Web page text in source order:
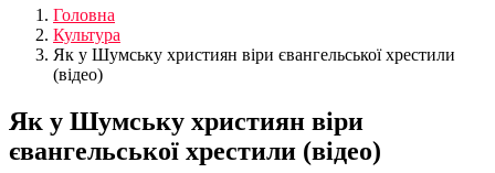
Головна
Культура
Як у Шумську християн віри євангельської хрестили
(відео)
Як у Шумську християн віри
євангельської хрестили (відео)